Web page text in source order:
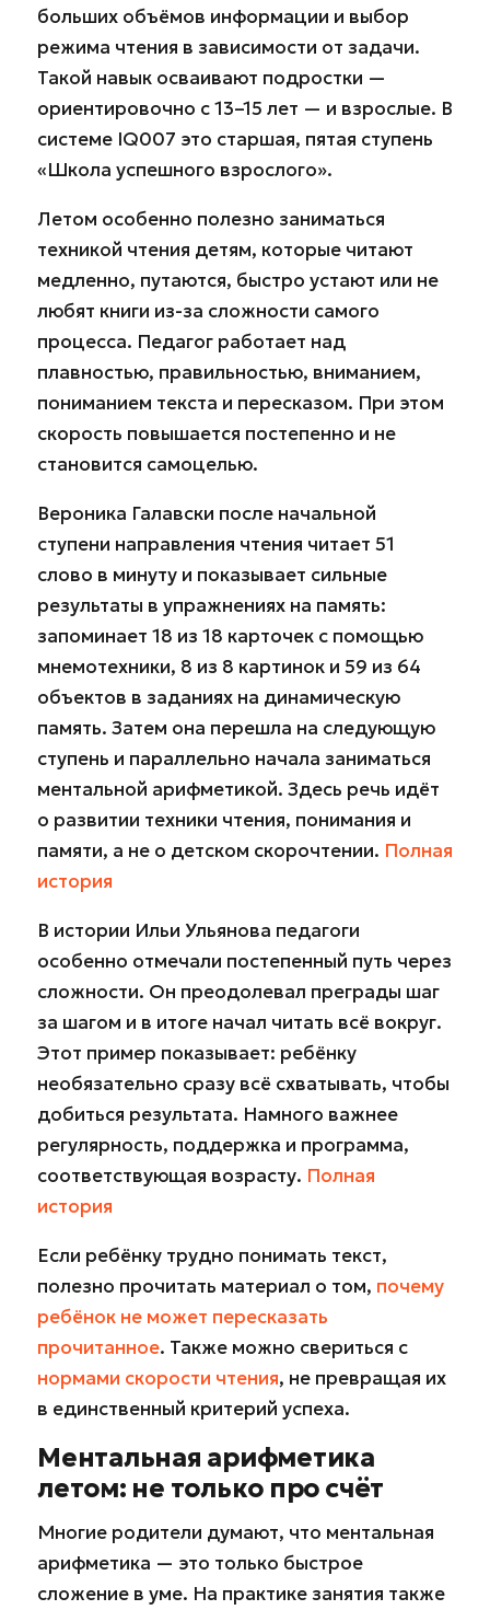
больших объёмов информации и выбор
режима чтения в зависимости от задачи.
Такой навык осваивают подростки —
ориентировочно с 13–15 лет — и взрослые. В
системе IQ007 это старшая, пятая ступень
«Школа успешного взрослого».
Летом особенно полезно заниматься
техникой чтения детям, которые читают
медленно, путаются, быстро устают или не
любят книги из-за сложности самого
процесса. Педагог работает над
плавностью, правильностью, вниманием,
пониманием текста и пересказом. При этом
скорость повышается постепенно и не
становится самоцелью.
Вероника Галавски после начальной
ступени направления чтения читает 51
слово в минуту и показывает сильные
результаты в упражнениях на память:
запоминает 18 из 18 карточек с помощью
мнемотехники, 8 из 8 картинок и 59 из 64
объектов в заданиях на динамическую
память. Затем она перешла на следующую
ступень и параллельно начала заниматься
ментальной арифметикой. Здесь речь идёт
о развитии техники чтения, понимания и
памяти, а не о детском скорочтении. Полная
история
В истории Ильи Ульянова педагоги
особенно отмечали постепенный путь через
сложности. Он преодолевал преграды шаг
за шагом и в итоге начал читать всё вокруг.
Этот пример показывает: ребёнку
необязательно сразу всё схватывать, чтобы
добиться результата. Намного важнее
регулярность, поддержка и программа,
соответствующая возрасту. Полная
история
Если ребёнку трудно понимать текст,
полезно прочитать материал о том, почему
ребёнок не может пересказать
прочитанное. Также можно свериться с
нормами скорости чтения, не превращая их
в единственный критерий успеха.
Ментальная арифметика
летом: не только про счёт
Многие родители думают, что ментальная
арифметика — это только быстрое
сложение в уме. На практике занятия также